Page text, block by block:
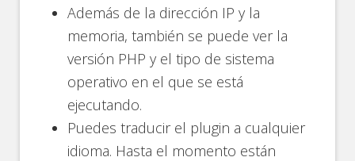
Además de la dirección IP y la
memoria, también se puede ver la
versión PHP y el tipo de sistema
operativo en el que se está
ejecutando.
Puedes traducir el plugin a cualquier
idioma. Hasta el momento están